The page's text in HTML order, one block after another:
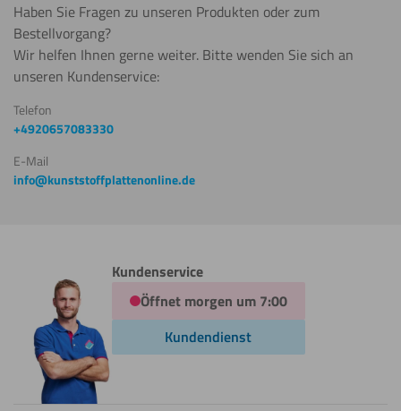
Haben Sie Fragen zu unseren Produkten oder zum
Bestellvorgang?
Wir helfen Ihnen gerne weiter. Bitte wenden Sie sich an
unseren Kundenservice:
Telefon
+4920657083330
E-Mail
info@kunststoffplattenonline.de
Kundenservice
Öffnet morgen um 7:00
Kundendienst